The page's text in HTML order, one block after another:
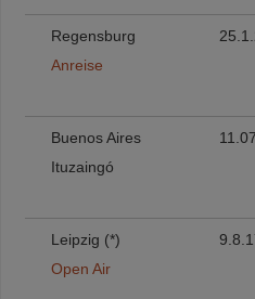
Regensburg
Anreise
Buenos Aires
Ituzaingó
Leipzig (*)
Open Air